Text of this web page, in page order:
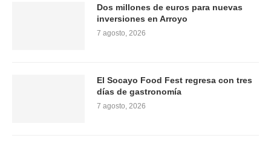
Dos millones de euros para nuevas
inversiones en Arroyo
7 agosto, 2026
El Socayo Food Fest regresa con tres
días de gastronomía
7 agosto, 2026